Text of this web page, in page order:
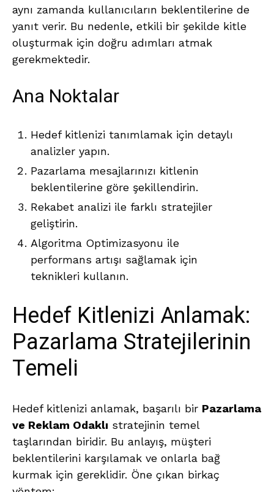
aynı zamanda kullanıcıların beklentilerine de
yanıt verir. Bu nedenle, etkili bir şekilde kitle
oluşturmak için doğru adımları atmak
gerekmektedir.
Ana Noktalar
Hedef kitlenizi tanımlamak için detaylı
analizler yapın.
Pazarlama mesajlarınızı kitlenin
beklentilerine göre şekillendirin.
Rekabet analizi ile farklı stratejiler
geliştirin.
Algoritma Optimizasyonu ile
performans artışı sağlamak için
teknikleri kullanın.
Hedef Kitlenizi Anlamak:
Pazarlama Stratejilerinin
Temeli
Hedef kitlenizi anlamak, başarılı bir Pazarlama
ve Reklam Odaklı stratejinin temel
taşlarından biridir. Bu anlayış, müşteri
beklentilerini karşılamak ve onlarla bağ
kurmak için gereklidir. Öne çıkan birkaç